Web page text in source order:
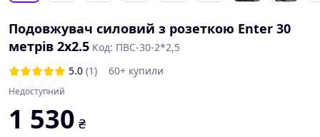
Подовжувач силовий з розеткою Enter 30
метрів 2х2.5 Код: ПВС-30-2*2,5
5.0 (1) 60+ купили
Недоступний
1 530 ₴